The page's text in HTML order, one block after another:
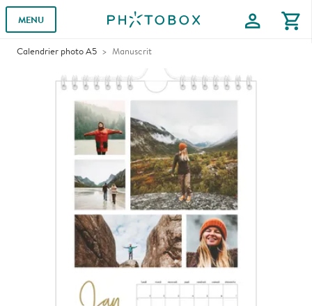
MENU profile shopping_cart
Calendrier photo A5 Manuscrit